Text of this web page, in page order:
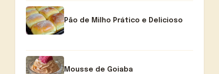
Pão de Milho Prático e Delicioso
Mousse de Goiaba